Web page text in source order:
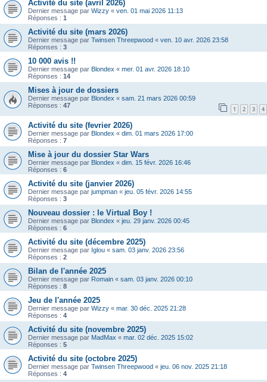
Activité du site (avril 2026)
Dernier message par Wizzy « ven. 01 mai 2026 11:13
Réponses : 1
Activité du site (mars 2026)
Dernier message par Twinsen Threepwood « ven. 10 avr. 2026 23:58
Réponses : 3
10 000 avis !!
Dernier message par Blondex « mer. 01 avr. 2026 18:10
Réponses : 14
Mises à jour de dossiers
Dernier message par Blondex « sam. 21 mars 2026 00:59
Réponses : 47 1 2 3 4
Activité du site (fevrier 2026)
Dernier message par Blondex « dim. 01 mars 2026 17:00
Réponses : 7
Mise à jour du dossier Star Wars
Dernier message par Blondex « dim. 15 févr. 2026 16:46
Réponses : 6
Activité du site (janvier 2026)
Dernier message par jumpman « jeu. 05 févr. 2026 14:55
Réponses : 3
Nouveau dossier : le Virtual Boy !
Dernier message par Blondex « jeu. 29 janv. 2026 00:45
Réponses : 6
Activité du site (décembre 2025)
Dernier message par Iglou « sam. 03 janv. 2026 23:56
Réponses : 2
Bilan de l'année 2025
Dernier message par Romain « sam. 03 janv. 2026 00:10
Réponses : 8
Jeu de l'année 2025
Dernier message par Wizzy « mar. 30 déc. 2025 21:28
Réponses : 4
Activité du site (novembre 2025)
Dernier message par MadMax « mar. 02 déc. 2025 15:02
Réponses : 5
Activité du site (octobre 2025)
Dernier message par Twinsen Threepwood « jeu. 06 nov. 2025 21:18
Réponses : 4